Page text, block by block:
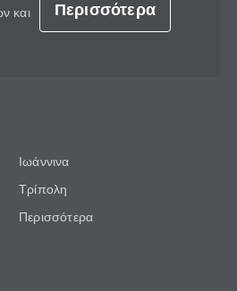
και
Περισσότερα
Ιωάννινα
Τρίπολη
Περισσότερα